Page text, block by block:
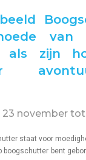
van
als zijn
23 november
staat voor
boogschutter bent